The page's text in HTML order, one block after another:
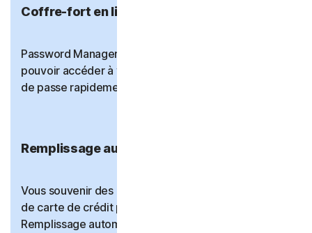
Coffre-fort en ligne
Password Manager s'assure que vous êtes le seul à
pouvoir accéder à vos identifiants en ligne et mots
de passe rapidement et de façon sécurisée.
Remplissage automatique
Vous souvenir des informations de mot de passe et
de carte de crédit peut être difficile mais le
Remplissage automatique récupère vos noms